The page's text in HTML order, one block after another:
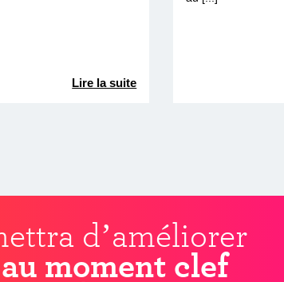
Lire la suite
d’améliorer
moment clef